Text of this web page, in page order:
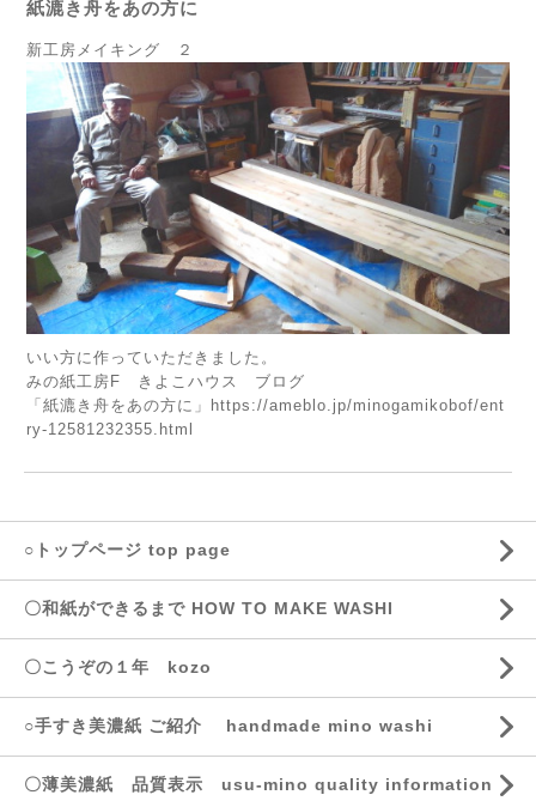
紙漉き舟をあの方に
新工房メイキング ２
いい方に作っていただきました。
みの紙工房F きよこハウス ブログ
「紙漉き舟をあの方に」
https://ameblo.jp/minogamikobof/ent
ry-12581232355.html
○トップページ top page
〇和紙ができるまで HOW TO MAKE WASHI
〇こうぞの１年 kozo
○手すき美濃紙 ご紹介 handmade mino washi
〇薄美濃紙 品質表示 usu-mino quality information